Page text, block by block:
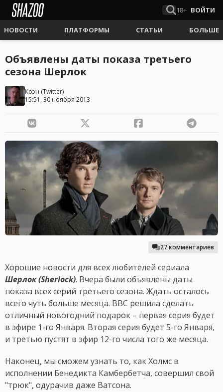
18+ ВОЙТИ
НОВОСТИ ПЛАТФОРМЫ СТАТЬИ БОЛЬШЕ
Объявлены даты показа третьего
сезона Шерлок
Коэн (Twitter)
15:51, 30 ноября 2013
27 комментариев
Хорошие новости для всех любителей сериала
Шерлок (Sherlock). Вчера были объявлены даты
показа всех серий третьего сезона. Ждать осталось
всего чуть больше месяца. BBC решила сделать
отличный новогодний подарок – первая серия будет
в эфире 1-го Января. Вторая серия будет 5-го Января,
и третью пустят в эфир 12-го числа того же месяца.
Наконец, мы сможем узнать то, как Холмс в
исполнении Бенедикта Камбербетча, совершил свой
"трюк", одурачив даже Ватсона.